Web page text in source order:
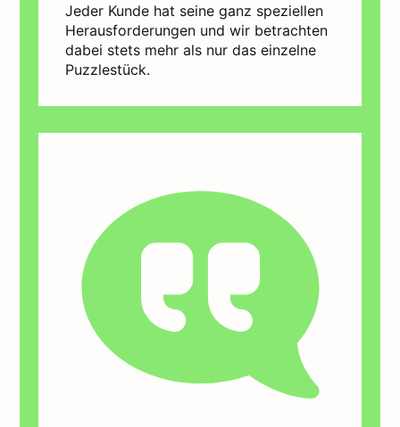
Jeder Kunde hat seine ganz speziellen
Herausforderungen und wir betrachten
dabei stets mehr als nur das einzelne
Puzzlestück.